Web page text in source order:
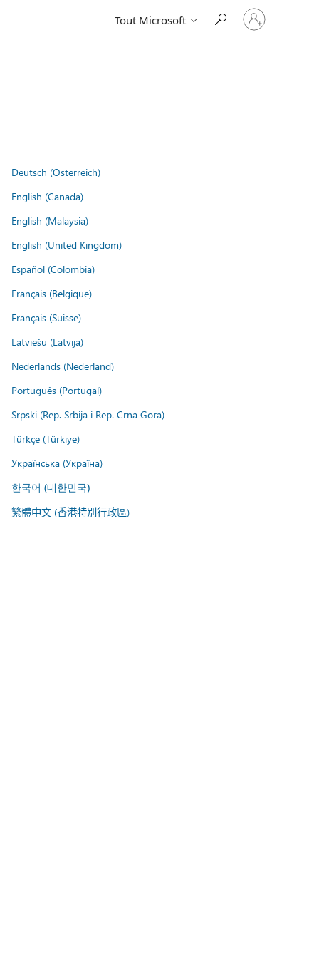
Tout Microsoft
Connectez-
vous
Deutsch (Österreich)
English (Canada)
English (Malaysia)
English (United Kingdom)
Español (Colombia)
Français (Belgique)
Français (Suisse)
Latviešu (Latvija)
Nederlands (Nederland)
Português (Portugal)
Srpski (Rep. Srbija i Rep. Crna Gora)
Türkçe (Türkiye)
Українська (Україна)
한국어 (대한민국)
繁體中文 (香港特別行政區)